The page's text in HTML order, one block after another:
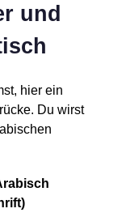
und
hier ein
Du wirst